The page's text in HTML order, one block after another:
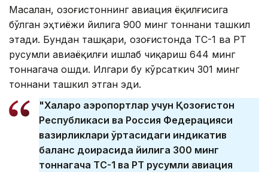
Масалан, Қозоғистоннинг авиация ёқилғисига
бўлган эҳтиёжи йилига 900 минг тоннани ташкил
этади. Бундан ташқари, Қозоғистонда ТС-1 ва РТ
русумли авиаёқилғи ишлаб чиқариш 644 минг
тоннагача ошди. Илгари бу кўрсаткич 301 минг
тоннани ташкил этган эди.
"Халқаро аэропортлар учун Қозоғистон
Республикаси ва Россия Федерацияси
вазирликлари ўртасидаги индикатив
баланс доирасида йилига 300 минг
тоннагача ТС-1 ва РТ русумли авиация